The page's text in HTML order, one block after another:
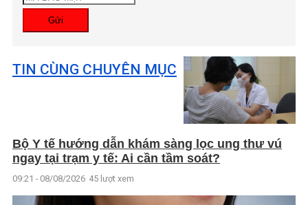
Gửi
TIN CÙNG CHUYÊN MỤC
Bộ Y tế hướng dẫn khám sàng lọc ung thư vú
ngay tại trạm y tế: Ai cần tầm soát?
09:21 - 08/08/2026 45 lượt xem